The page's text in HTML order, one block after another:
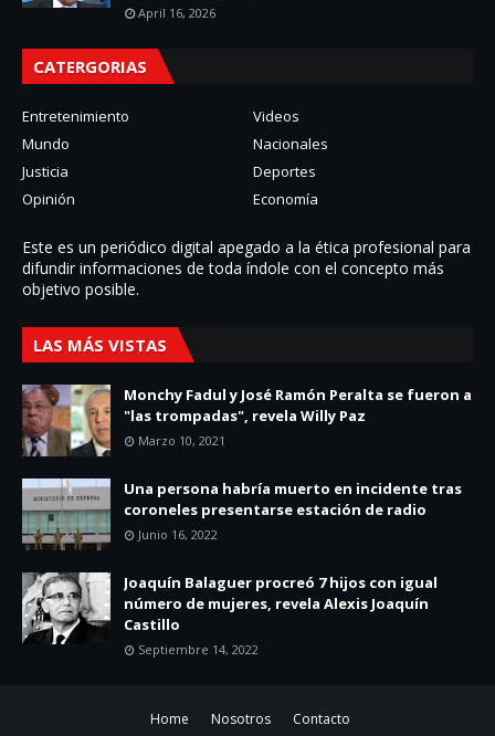
April 16, 2026
CATERGORIAS
Entretenimiento
Videos
Mundo
Nacionales
Justicia
Deportes
Opinión
Economía
Este es un periódico digital apegado a la ética profesional para
difundir informaciones de toda í­ndole con el concepto más
objetivo posible.
LAS MÁS VISTAS
Monchy Fadul y José Ramón Peralta se fueron a
"las trompadas", revela Willy Paz
Marzo 10, 2021
Una persona habría muerto en incidente tras
coroneles presentarse estación de radio
Junio 16, 2022
Joaquín Balaguer procreó 7 hijos con igual
número de mujeres, revela Alexis Joaquín
Castillo
Septiembre 14, 2022
Home Nosotros Contacto